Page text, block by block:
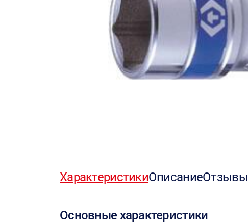
ХарактеристикиОписаниеОтзывы
Основные характеристики